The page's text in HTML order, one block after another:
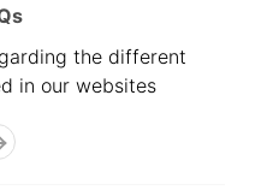
the different
in our websites